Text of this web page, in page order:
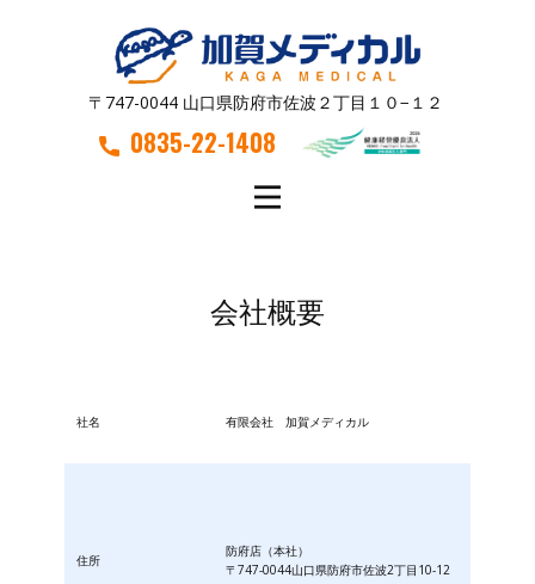
〒747-0044 山口県防府市佐波２丁目１０−１２
0835-22-1408
会社概要
社名 有限会社 加賀メディカル
住所
防府店（本社）
〒747-0044山口県防府市佐波2丁目10-12